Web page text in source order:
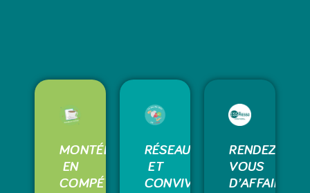
MONTÉE
EN
COMPÉTENCES
RÉSEAUTAGE
ET
CONVIVIALITÉ
RENDEZ-
VOUS
D’AFFAIRES